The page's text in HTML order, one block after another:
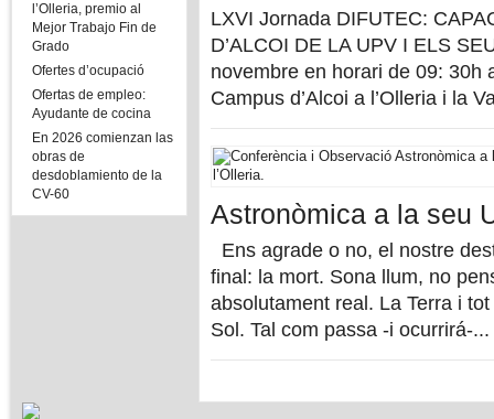
l’Olleria, premio al
Mejor Trabajo Fin de
Grado
Ofertes d’ocupació
Ofertas de empleo:
Ayudante de cocina
En 2026 comienzan las
obras de
desdoblamiento de la
CV-60
LXVI Jornada DIFUTEC:
D’ALCOI DE LA UPV I ELS
novembre en horari de 09: 30h
Campus d’Alcoi a l’Olleria i la
Astronòmica a la seu
Ens agrade o no, el nostre
final: la mort. Sona llum, no
absolutament real. La Terra i
Sol. Tal com passa -i ocurrirá-...